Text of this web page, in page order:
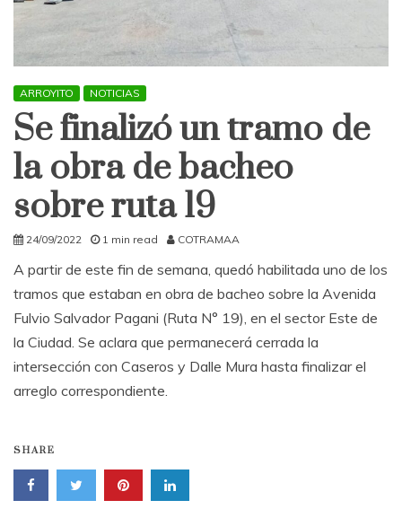
ARROYITO NOTICIAS
Se finalizó un tramo de
la obra de bacheo
sobre ruta 19
24/09/2022 1 min read COTRAMAA
A partir de este fin de semana, quedó habilitada uno de los
tramos que estaban en obra de bacheo sobre la Avenida
Fulvio Salvador Pagani (Ruta N° 19), en el sector Este de
la Ciudad. Se aclara que permanecerá cerrada la
intersección con Caseros y Dalle Mura hasta finalizar el
arreglo correspondiente.
SHARE